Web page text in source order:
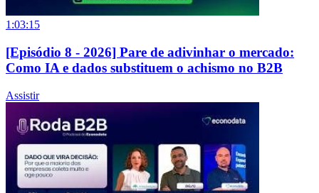
1:03:15
[Episódio 8 - 2026] Pare de adivinhar o mercado:
Como IA e dados substituem o achismo no B2B
Assistir